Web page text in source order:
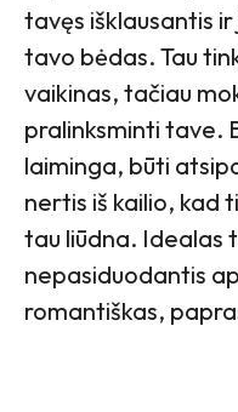
tavęs išklausantis
tavo bėdas. Tau
vaikinas, tačiau
pralinksminti tave.
laiminga, būti
nertis iš kailio, kad
tau liūdna. Idealas
nepasiduodantis
romantiškas,